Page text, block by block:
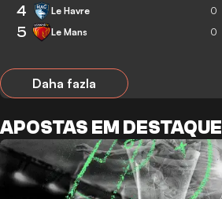
4 Le Havre 0
5 Le Mans 0
Daha fazla
APOSTAS EM DESTAQUE